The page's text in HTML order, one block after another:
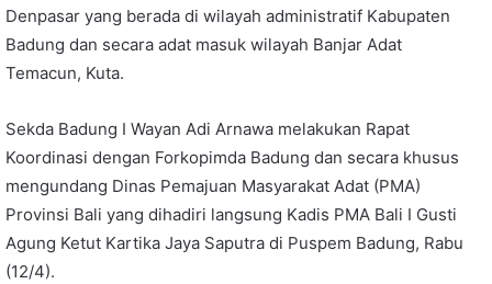
Denpasar yang berada di wilayah administratif Kabupaten
Badung dan secara adat masuk wilayah Banjar Adat
Temacun, Kuta.
Sekda Badung I Wayan Adi Arnawa melakukan Rapat
Koordinasi dengan Forkopimda Badung dan secara khusus
mengundang Dinas Pemajuan Masyarakat Adat (PMA)
Provinsi Bali yang dihadiri langsung Kadis PMA Bali I Gusti
Agung Ketut Kartika Jaya Saputra di Puspem Badung, Rabu
(12/4).